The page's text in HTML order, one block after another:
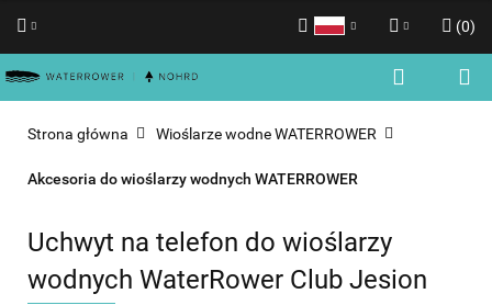
Zaloguj się
Zgody cookies
(0)
Strona główna Wioślarze wodne WATERROWER
Akcesoria do wioślarzy wodnych WATERROWER
Uchwyt na telefon do wioślarzy
wodnych WaterRower Club Jesion